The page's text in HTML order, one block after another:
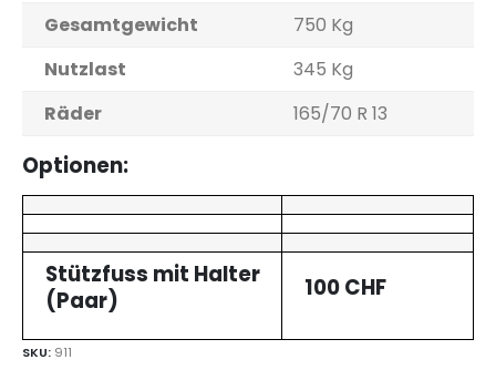
Gesamtgewicht
750 Kg
Nutzlast
345 Kg
Räder
165/70 R 13
Optionen:
Stützfuss mit Halter
(Paar)
100 CHF
SKU: 911